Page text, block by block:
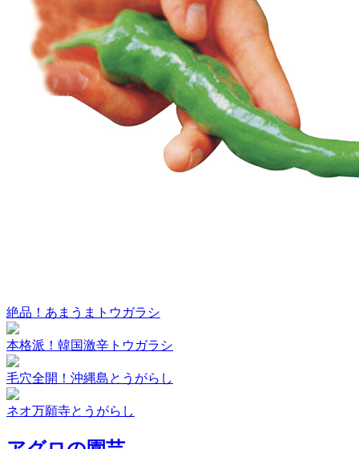
絶品！あまうまトウガラシ
本格派！韓国激辛トウガラシ
毛穴全開！沖縄島とうがらし
ネオ万願寺とうがらし